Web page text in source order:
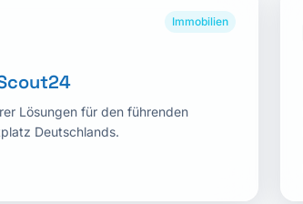
Immobilien
Lösungen für den führenden
Deutschlands.